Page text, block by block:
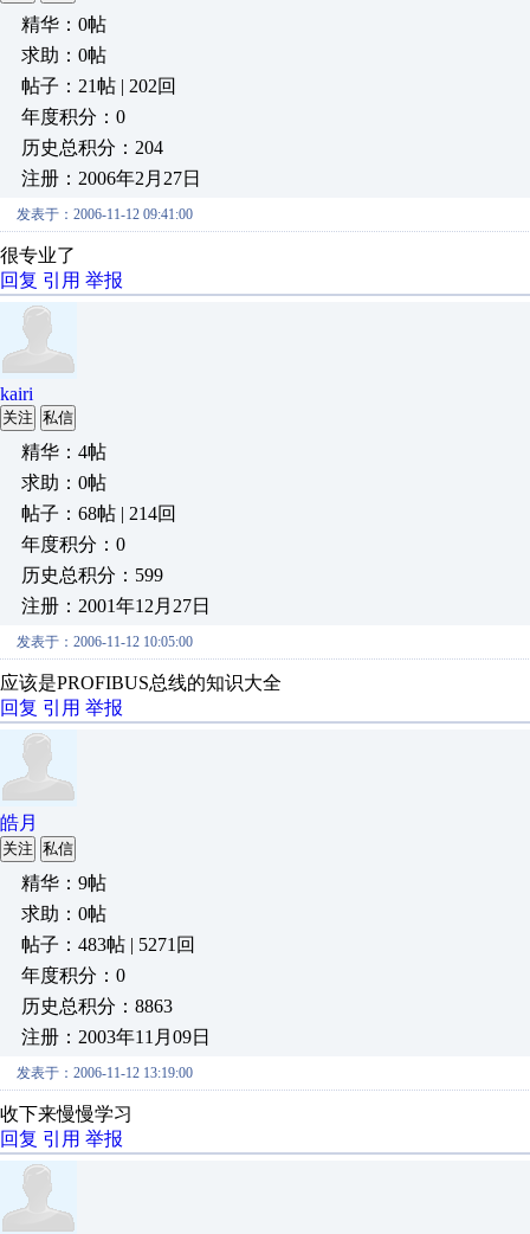
精华：0帖
求助：0帖
帖子：21帖 | 202回
年度积分：0
历史总积分：204
注册：2006年2月27日
发表于：2006-11-12 09:41:00
很专业了
回复 引用 举报
kairi
关注 私信
精华：4帖
求助：0帖
帖子：68帖 | 214回
年度积分：0
历史总积分：599
注册：2001年12月27日
发表于：2006-11-12 10:05:00
应该是PROFIBUS总线的知识大全
回复 引用 举报
皓月
关注 私信
精华：9帖
求助：0帖
帖子：483帖 | 5271回
年度积分：0
历史总积分：8863
注册：2003年11月09日
发表于：2006-11-12 13:19:00
收下来慢慢学习
回复 引用 举报